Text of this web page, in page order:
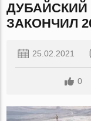
ДУБАЙСКИЙ
ЗАКОНЧИЛ
25.02.2021
0